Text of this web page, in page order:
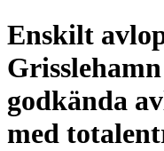
Enskilt
godkända
med